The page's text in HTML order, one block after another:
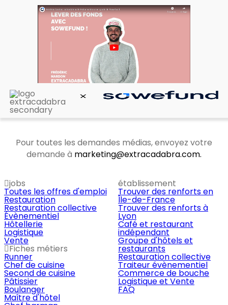
Pour toutes les demandes médias, envoyez votre
demande à marketing@extracadabra.com.
jobs
Toutes les offres d'emploi
Restauration
Restauration collective
Évènementiel
Hôtellerie
Logistique
Vente
Fiches métiers
Runner
Chef de cuisine
Second de cuisine
Pâtissier
Boulanger
Maître d'hôtel
établissement
Trouver des renforts en
Île-de-France
Trouver des renforts à
Lyon
Café et restaurant
indépendant
Groupe d'hôtels et
restaurants
Restauration collective
Traiteur évènementiel
Commerce de bouche
Logistique et Vente
FAQ